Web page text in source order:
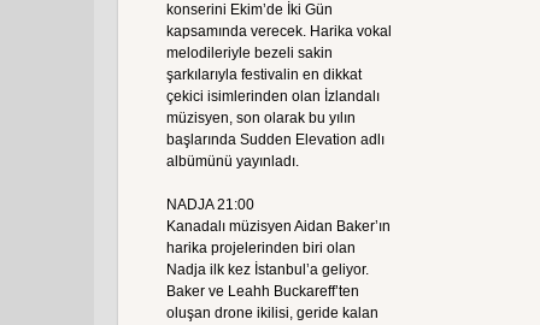
konserini Ekim’de İki Gün
kapsamında verecek. Harika vokal
melodileriyle bezeli sakin
şarkılarıyla festivalin en dikkat
çekici isimlerinden olan İzlandalı
müzisyen, son olarak bu yılın
başlarında Sudden Elevation adlı
albümünü yayınladı.
NADJA 21:00
Kanadalı müzisyen Aidan Baker’ın
harika projelerinden biri olan
Nadja ilk kez İstanbul’a geliyor.
Baker ve Leahh Buckareff’ten
oluşan drone ikilisi, geride kalan